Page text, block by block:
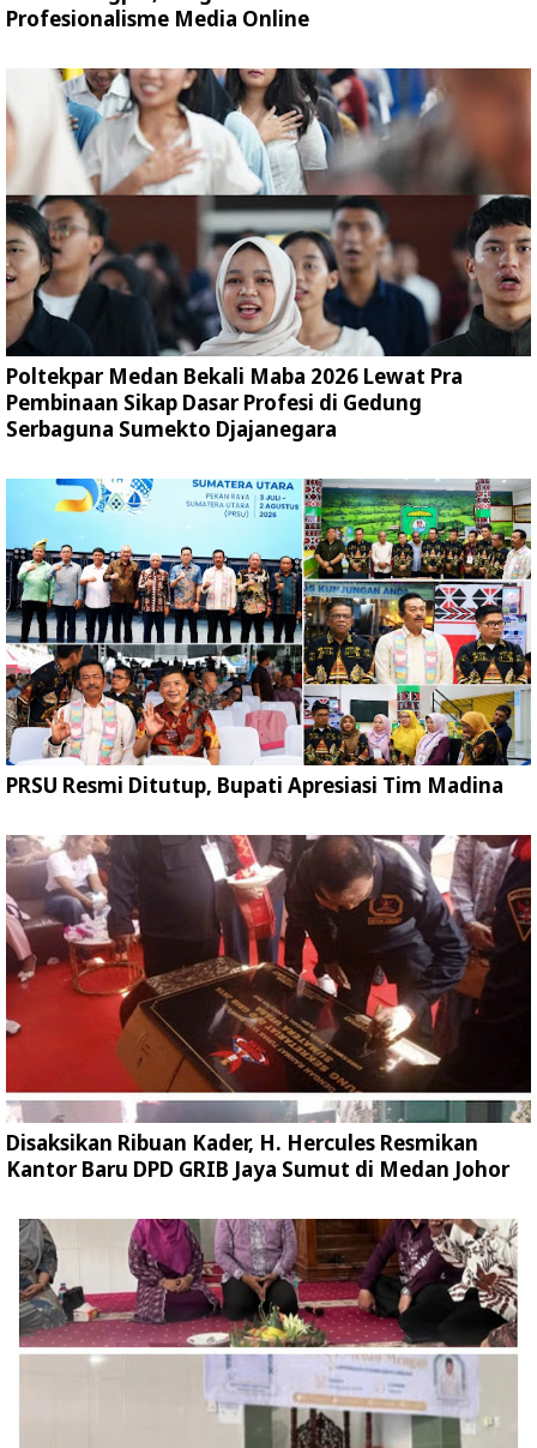
Profesionalisme Media Online
Poltekpar Medan Bekali Maba 2026 Lewat Pra
Pembinaan Sikap Dasar Profesi di Gedung
Serbaguna Sumekto Djajanegara
PRSU Resmi Ditutup, Bupati Apresiasi Tim Madina
Disaksikan Ribuan Kader, H. Hercules Resmikan
Kantor Baru DPD GRIB Jaya Sumut di Medan Johor